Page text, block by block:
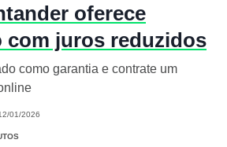
oferece
com juros reduzidos
como garantia e contrate um
01/2026